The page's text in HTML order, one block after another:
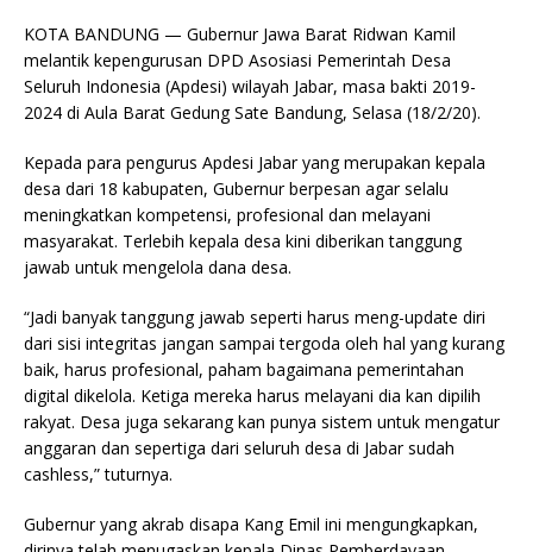
KOTA BANDUNG — Gubernur Jawa Barat Ridwan Kamil
melantik kepengurusan DPD Asosiasi Pemerintah Desa
Seluruh Indonesia (Apdesi) wilayah Jabar, masa bakti 2019-
2024 di Aula Barat Gedung Sate Bandung, Selasa (18/2/20).
Kepada para pengurus Apdesi Jabar yang merupakan kepala
desa dari 18 kabupaten, Gubernur berpesan agar selalu
meningkatkan kompetensi, profesional dan melayani
masyarakat. Terlebih kepala desa kini diberikan tanggung
jawab untuk mengelola dana desa.
“Jadi banyak tanggung jawab seperti harus meng-update diri
dari sisi integritas jangan sampai tergoda oleh hal yang kurang
baik, harus profesional, paham bagaimana pemerintahan
digital dikelola. Ketiga mereka harus melayani dia kan dipilih
rakyat. Desa juga sekarang kan punya sistem untuk mengatur
anggaran dan sepertiga dari seluruh desa di Jabar sudah
cashless,” tuturnya.
Gubernur yang akrab disapa Kang Emil ini mengungkapkan,